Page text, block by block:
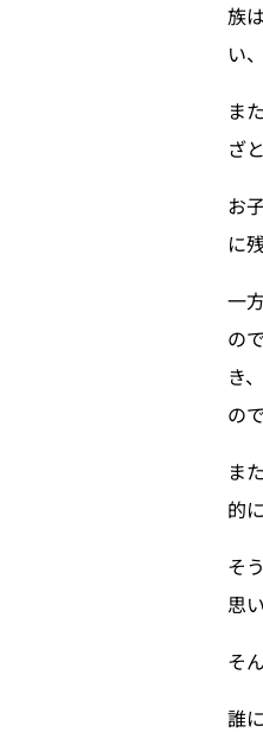
族
い
ま
ざ
お
に
一
の
き
の
ま
的
そ
思
そ
誰